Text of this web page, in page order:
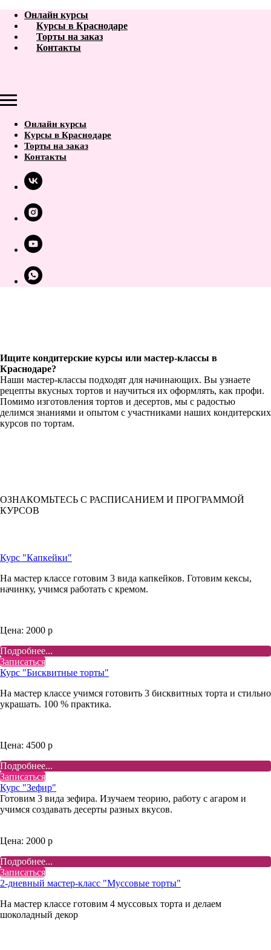
Онлайн курсы
Курсы в Краснодаре
Торты на заказ
Контакты
Онлайн курсы
Курсы в Краснодаре
Торты на заказ
Контакты
Ищите кондитерские курсы или мастер-классы в
Краснодаре?
Наши мастер-классы подходят для начинающих. Вы узнаете
рецепты вкусных тортов и научиться их оформлять, как профи.
Помимо изготовления тортов и десертов, мы с радостью
делимся знаниями и опытом с участниками наших кондитерских
курсов по тортам.
ОЗНАКОМЬТЕСЬ С РАСПИСАНИЕМ И ПРОГРАММОЙ
КУРСОВ
Курс "Капкейки"
На мастер классе готовим 3 вида капкейков. Готовим кексы,
начинку, учимся работать с кремом.
Цена: 2000 р
Подробнее...
Записаться
Курс "Бисквитные торты"
На мастер классе учимся готовить 3 бисквитных торта и стильно
украшать. 100 % практика.
Цена: 4500 р
Подробнее...
Записаться
Курс "Зефир"
Готовим 3 вида зефира. Изучаем теорию, работу с агаром и
учимся создавать десерты разных вкусов.
Цена: 2000 р
Подробнее...
Записаться
2-дневный мастер-класс "Муссовые торты"
На мастер классе готовим 4 муссовых торта и делаем
шоколадный декор